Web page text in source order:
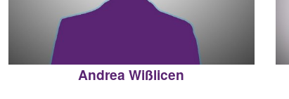
Andrea Wißlicen